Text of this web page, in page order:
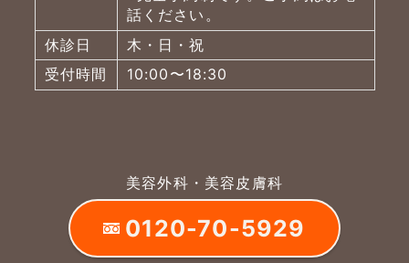
話ください。
休診日
木・日・祝
受付時間
10:00〜18:30
美容外科・美容皮膚科
0120-70-5929